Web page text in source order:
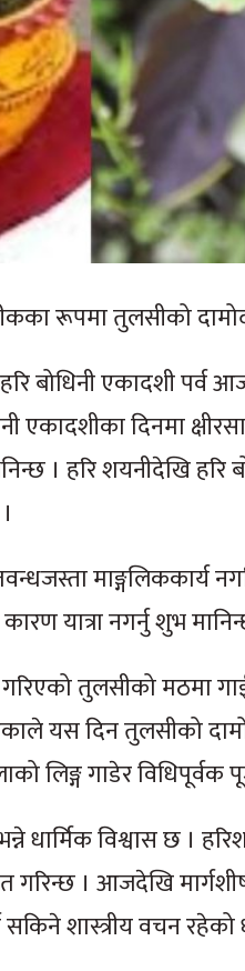
रूपमा तुलसीको
बोधिनी एकादशी पर्व
एकादशीका दिनमा
। हरि शयनीदेखि
माङ्गलिककार्य
यात्रा नगर्नु शुभ
तुलसीको मठमा
यस दिन तुलसीको
लिङ्ग गाडेर विधिपूर्वक
धार्मिक विश्वास छ ।
गरिन्छ । आजदेखि
शास्त्रीय वचन रहेको